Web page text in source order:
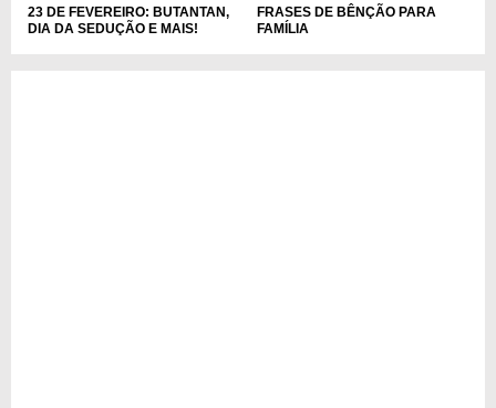
23 DE FEVEREIRO: BUTANTAN,
DIA DA SEDUÇÃO E MAIS!
FRASES DE BÊNÇÃO PARA
FAMÍLIA